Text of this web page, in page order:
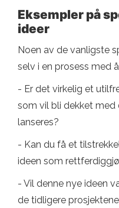
Eksempler på
ideer
Noen av de vanligste
selv i en prosess med
- Er det virkelig et
som vil bli dekket
lanseres?
- Kan du få et
ideen som
- Vil denne nye ideen
de tidligere